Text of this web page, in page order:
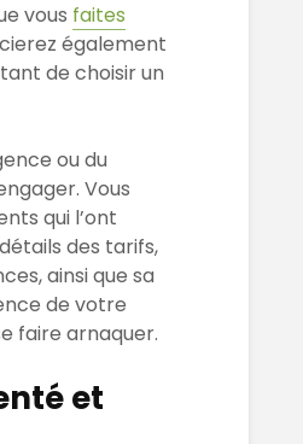
vous faites
également
de choisir un
ou du
Vous
qui l’ont
des tarifs,
ainsi que sa
de votre
faire arnaquer.
et